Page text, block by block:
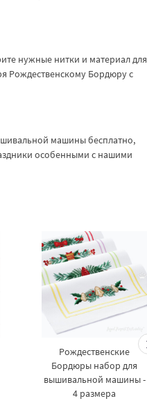
нужные нитки и материал для
Рождественскому Бордюру с
машины бесплатно,
особенными с нашими
Рождественские
Бордюры набор для
вышивальной машины -
4 размера